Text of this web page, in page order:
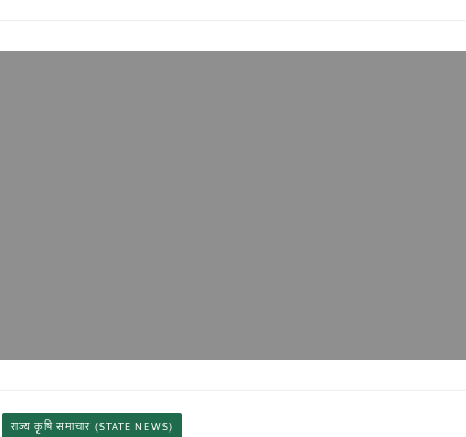
राज्य कृषि समाचार (STATE NEWS)